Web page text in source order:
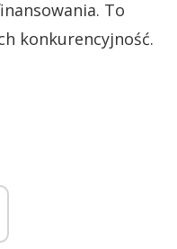
To
konkurencyjność.